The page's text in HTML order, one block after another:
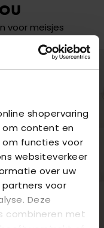
shopervaring
om content en
functies voor
websiteverkeer
over uw
voor
Deze
combineren met
voor meisjes